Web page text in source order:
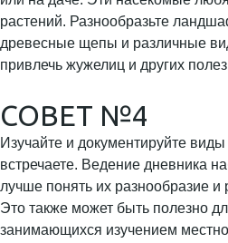
растений. Разнообразьте
древесные щепы и различные
привлечь жужелиц и других
СОВЕТ №4
Изучайте и документируйте
встречаете. Ведение дневника
лучше понять их разнообразие
Это также может быть полезно
занимающихся изучением